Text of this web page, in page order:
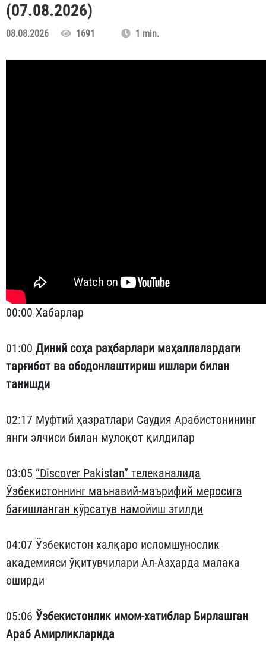
(07.08.2026)
08.08.2026 1691 1 min.
00:00 Хабарлар
01:00 Диний соҳа раҳбарлари маҳаллалардаги
тарғибот ва ободонлаштириш ишлари билан
танишди
02:17 Муфтий ҳазратлари Саудия Арабистонининг
янги элчиси билан мулоқот қилдилар
03:05 “Discover Pakistan” телеканалида
Ўзбекистоннинг маънавий-маърифий меросига
бағишланган кўрсатув намойиш этилди
04:07 Ўзбекистон халқаро исломшунослик
академияси ўқитувчилари Ал-Азҳарда малака
оширди
05:06 Ўзбекистонлик имом-хатиблар Бирлашган
Араб Амирликларида